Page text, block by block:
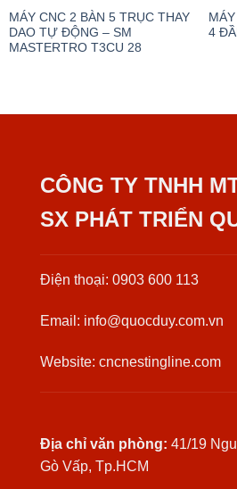
MÁY CNC 2 BÀN 5 TRỤC THAY
DAO TỰ ĐỘNG – SM
MASTERTRO T3CU 28
4
CÔNG TY TNHH
SX PHÁT TRIỂN
Điện thoại: 0903 600 113
Email: info@quocduy.com.vn
Website: cncnestingline.com
Địa chỉ văn phòng: 41/19
Gò Vấp, Tp.HCM